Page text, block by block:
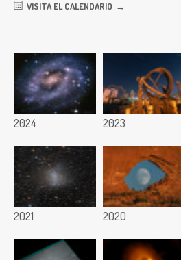
VISITA EL CALENDARIO
2024 2023
2021 2020